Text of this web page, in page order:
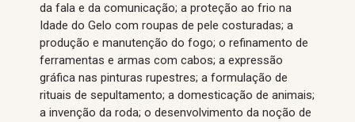
da fala e da comunicação; a proteção ao frio na
Idade do Gelo com roupas de pele costuradas; a
produção e manutenção do fogo; o refinamento de
ferramentas e armas com cabos; a expressão
gráfica nas pinturas rupestres; a formulação de
rituais de sepultamento; a domesticação de animais;
a invenção da roda; o desenvolvimento da noção de